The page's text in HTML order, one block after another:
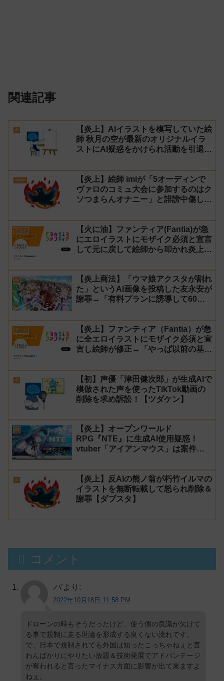
関連記事
AI
【炎上】AIイラストを模写していた絵
師 秋月の空が最新のオリジナルイラ
ストにAI疑惑をかけられ活動を引退！
vtuber
【炎上】絵師 imiが「5オーディンで
ヴァロのコミュ大会に参加するのはク
ソつまらんオナニー」と誹謗中傷し謝
レ
アニメ
【火に油】ファンティア(Fantia)が急
にエロイラストにモザイク必須と宣言
して元に戻して絵師から叩かれ炎上し
AI
【炎上商法】「ウマ娘アクスタが割れ
た」というAI画像を投稿した友永安が
謝罪→「有料プランに誘導して60万
娘エロイラストをリポスト！
アニメ
【炎上】ファンティア（Fantia）が急
に全エロイラストにモザイク必須と宣
言し絵師が修正→「やっぱ以前の基準
AI
【初】声優「津田健次郎」が生成AIで
模倣された声を使ったTikTok動画の
削除を求め訴訟！【ツダケン】
AI
【炎上】オープンワールド
RPG『NTE』に生成AI使用疑惑！
vtuber「アイアンマウス」は案件配
子】
AI
【炎上】反AIの熊ノ翁が朽竹イルマの
イラストを無断転載して怒られ削除＆
謝罪【ダブスタ】
コメント
バ より:
2022年10月18日 11:58 PM
ドローンの時もそうだったけど、使う側の良識が欠けて
る事で規制に走る世論を形成する良くない流れです。
で、日本で規制されても外国は知ったこっちゃねぇと言
わんばかりにやりたい放題＆技術発展でアドバンテージ
が奪われると言ったマイナス方面に影響が出て来ますよ
ねぇ。